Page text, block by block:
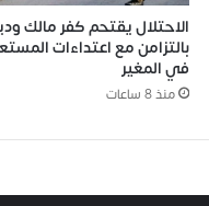
الاحتلال يقتحم كفر مالك
بالتزامن مع اعتداءات
في المغير
منذ 8 ساعات